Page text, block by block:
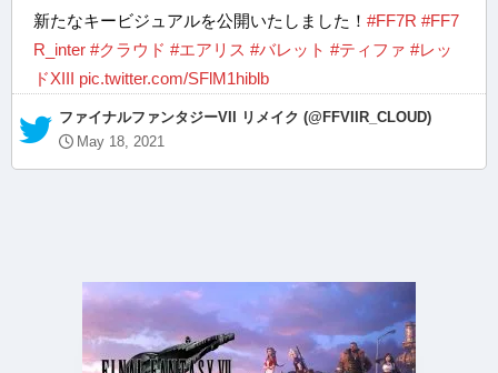
新たなキービジュアルを公開いたしました！ #FF7R #FF7
R_inter #クラウド #エアリス #バレット #ティファ #レッ
ドXIII pic.twitter.com/SFlM1hiblb
— ファイナルファンタジーVII リメイク (@FFVIIR_CLOUD)
May 18, 2021